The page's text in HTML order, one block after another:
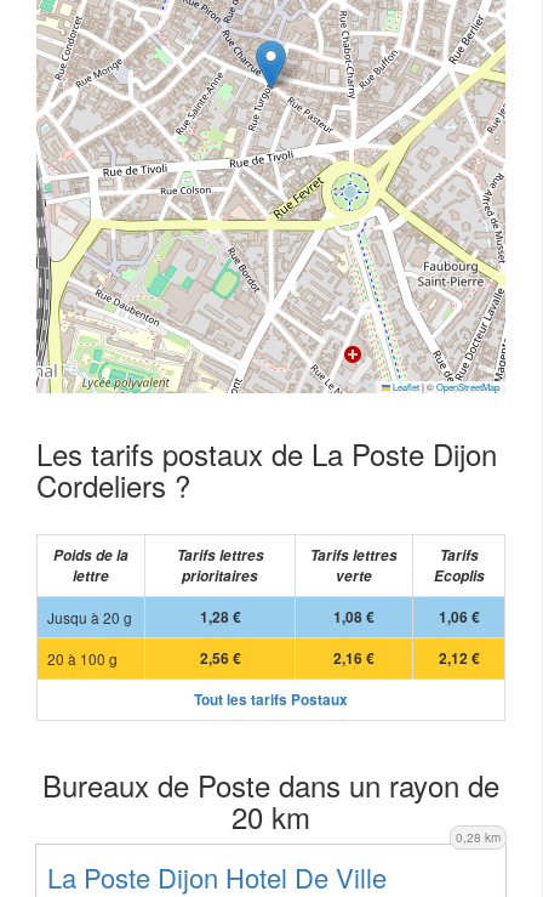
Leaflet|©OpenStreetMap
Les tarifs postaux de La Poste Dijon
Cordeliers ?
Poids de la
lettre
Tarifs lettres
prioritaires
Tarifs lettres
verte
Tarifs
Ecoplis
Jusqu à 20 g
1,28 € 1,08 €
1,06 €
20 à 100 g
2,56 € 2,16 €
2,12 €
Tout les tarifs Postaux
Bureaux de Poste dans un rayon de
20 km 0,28 km
La Poste Dijon Hotel De Ville